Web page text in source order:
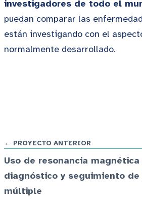
investigadores de todo el
puedan comparar las
están investigando con el
normalmente desarrollado.
← PROYECTO ANTERIOR
Uso de resonancia
diagnóstico y seguimiento
múltiple